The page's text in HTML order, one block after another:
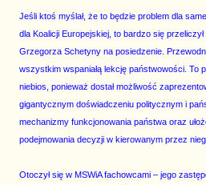
Jeśli ktoś myślał, że to będzie problem dla
dla Koalicji Europejskiej, to bardzo się
Grzegorza Schetyny na posiedzenie.
wszystkim wspaniałą lekcję państwowości. To
niebios, ponieważ dostał możliwość
gigantycznym doświadczeniu politycznym i
mechanizmy funkcjonowania państwa oraz
podejmowania decyzji w kierowanym przez
Otoczył się w MSWiA fachowcami – jego